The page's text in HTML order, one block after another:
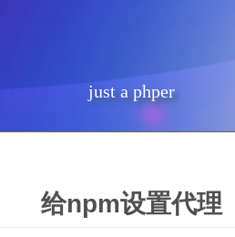
just a phper
给npm设置代理